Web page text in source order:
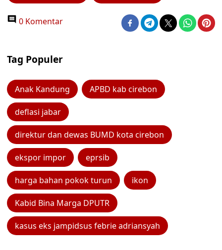
0 Komentar
Tag Populer
Anak Kandung APBD kab cirebon
deflasi jabar
direktur dan dewas BUMD kota cirebon
ekspor impor eprsib
harga bahan pokok turun ikon
Kabid Bina Marga DPUTR
kasus eks jampidsus febrie adriansyah